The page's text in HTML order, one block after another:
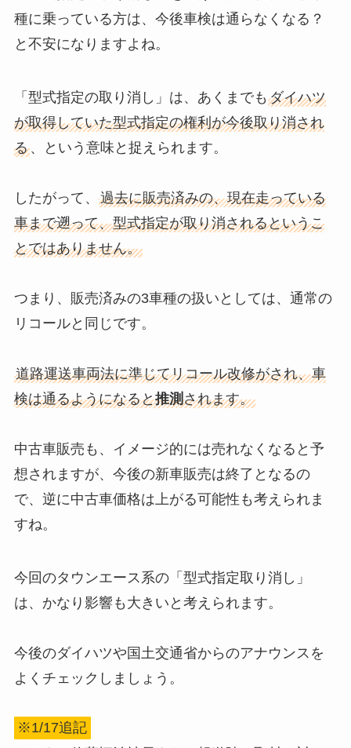
種に乗っている方は、今後車検は通らなくなる？
と不安になりますよね。
「型式指定の取り消し」は、あくまでも ダイハツ
が取得していた型式指定の権利が今後取り消され
る、という意味と捉えられます。
したがって、 過去に販売済みの、現在走っている
車まで遡って、型式指定が取り消されるというこ
とではありません。
つまり、販売済みの3車種の扱いとしては、通常の
リコールと同じです。
道路運送車両法に準じてリコール改修がされ、車
検は通るようになると推測されます。
中古車販売も、イメージ的には売れなくなると予
想されますが、今後の新車販売は終了となるの
で、逆に中古車価格は上がる可能性も考えられま
すね。
今回のタウンエース系の「型式指定取り消し」
は、かなり影響も大きいと考えられます。
今後のダイハツや国土交通省からのアナウンスを
よくチェックしましょう。
※1/17追記